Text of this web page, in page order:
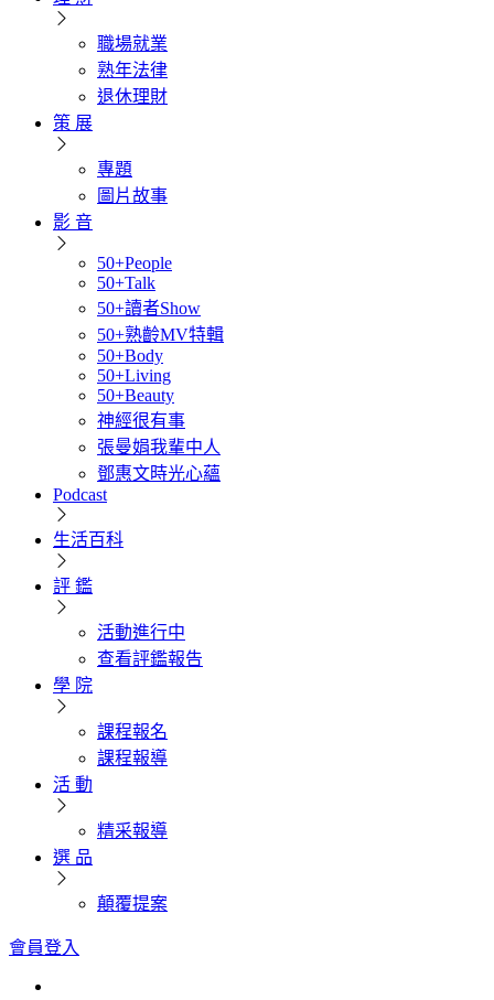
職場就業
熟年法律
退休理財
策 展
專題
圖片故事
影 音
50+People
50+Talk
50+讀者Show
50+熟齡MV特輯
50+Body
50+Living
50+Beauty
神經很有事
張曼娟我輩中人
鄧惠文時光心蘊
Podcast
生活百科
評 鑑
活動進行中
查看評鑑報告
學 院
課程報名
課程報導
活 動
精采報導
選 品
顛覆提案
會員登入